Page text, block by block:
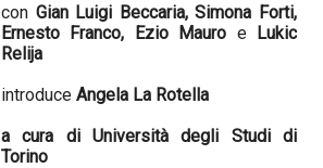
con Gian Luigi Beccaria, Simona Forti,
Ernesto Franco, Ezio Mauro e Lukic
Relija
introduce Angela La Rotella
a cura di Università degli Studi di
Torino